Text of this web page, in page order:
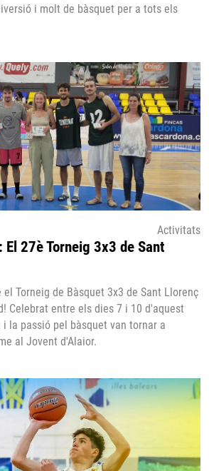
i molt de bàsquet per a tots els
Activitats
27è Torneig 3x3 de Sant
Torneig de Bàsquet 3x3 de Sant Llorenç
Celebrat entre els dies 7 i 10 d'aquest
la passió pel bàsquet van tornar a
al Jovent d'Alaior.